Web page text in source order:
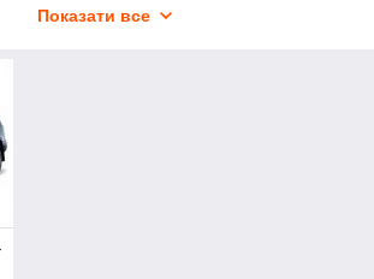
Tiggo — одного з найпопулярніших
Категорія поповнюється відповідно
цікавлять аксесуари або захисні
моделей, зверніться до менеджера.
Показати все